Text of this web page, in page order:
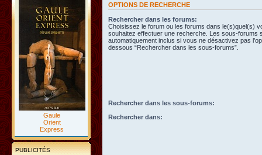
Gaule
Orient
Express
PUBLICITÉS
OPTIONS DE RECHERCHE
Rechercher dans les forums:
Choisissez le forum ou les forums dans le(s)quel(s)
souhaitez effectuer une recherche. Les sous-forums
automatiquement inclus si vous ne désactivez pas
dessous “Rechercher dans les sous-forums”.
Rechercher dans les sous-forums:
Rechercher dans: